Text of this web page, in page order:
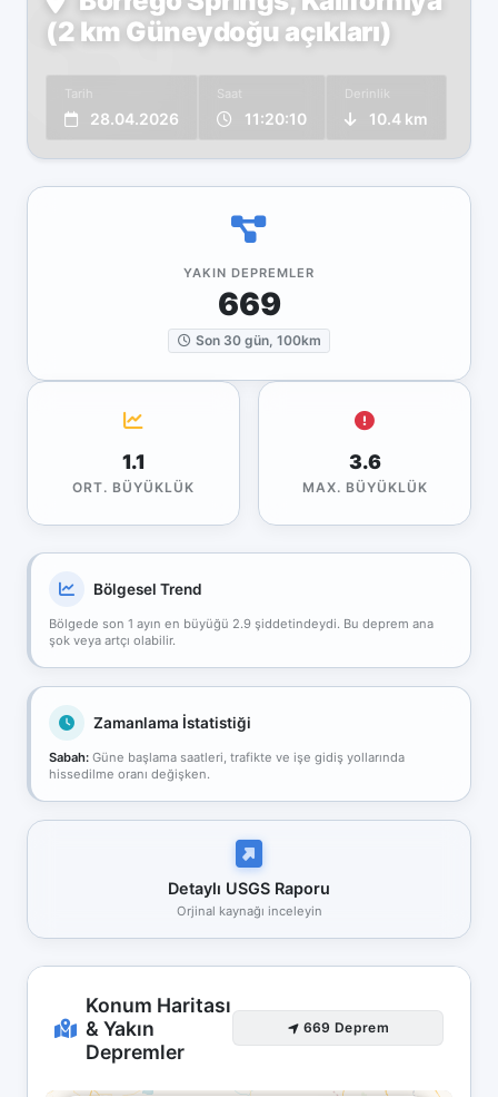
(2 km Güneydoğu açıkları)
Tarih
28.04.2026
Saat
11:20:10
Derinlik
10.4 km
YAKIN DEPREMLER
669
Son 30 gün, 100km
1.1
ORT. BÜYÜKLÜK
3.6
MAX. BÜYÜKLÜK
Bölgesel Trend
Bölgede son 1 ayın en büyüğü 2.9 şiddetindeydi. Bu deprem ana
şok veya artçı olabilir.
Zamanlama İstatistiği
Sabah: Güne başlama saatleri, trafikte ve işe gidiş yollarında
hissedilme oranı değişken.
Detaylı USGS Raporu
Orjinal kaynağı inceleyin
Konum Haritası
& Yakın
Depremler
669 Deprem